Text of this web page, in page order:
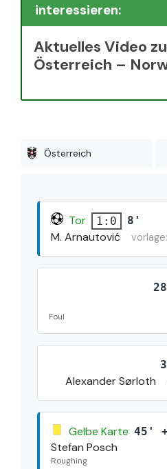
interessieren:
Aktuelles Video
Österreich –
Österreich
Tor 1:0 8'
M. Arnautović vorlage:
Foul
Alexander Sørloth
Gelbe Karte 45'
Stefan Posch
Roughing